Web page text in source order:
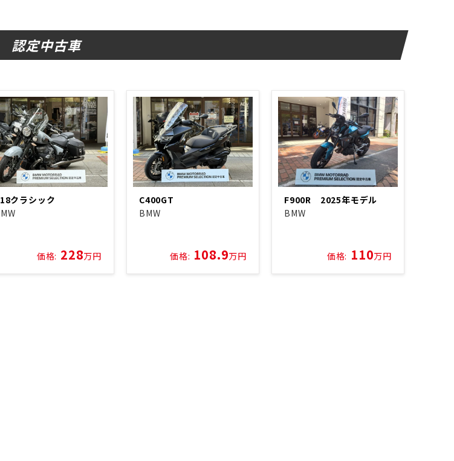
認定中古車
クラシック
価格: 228万円
C400GT
BMW
価格: 108.9万円
F900R 2025年モデル
BMW
価格: 110万円